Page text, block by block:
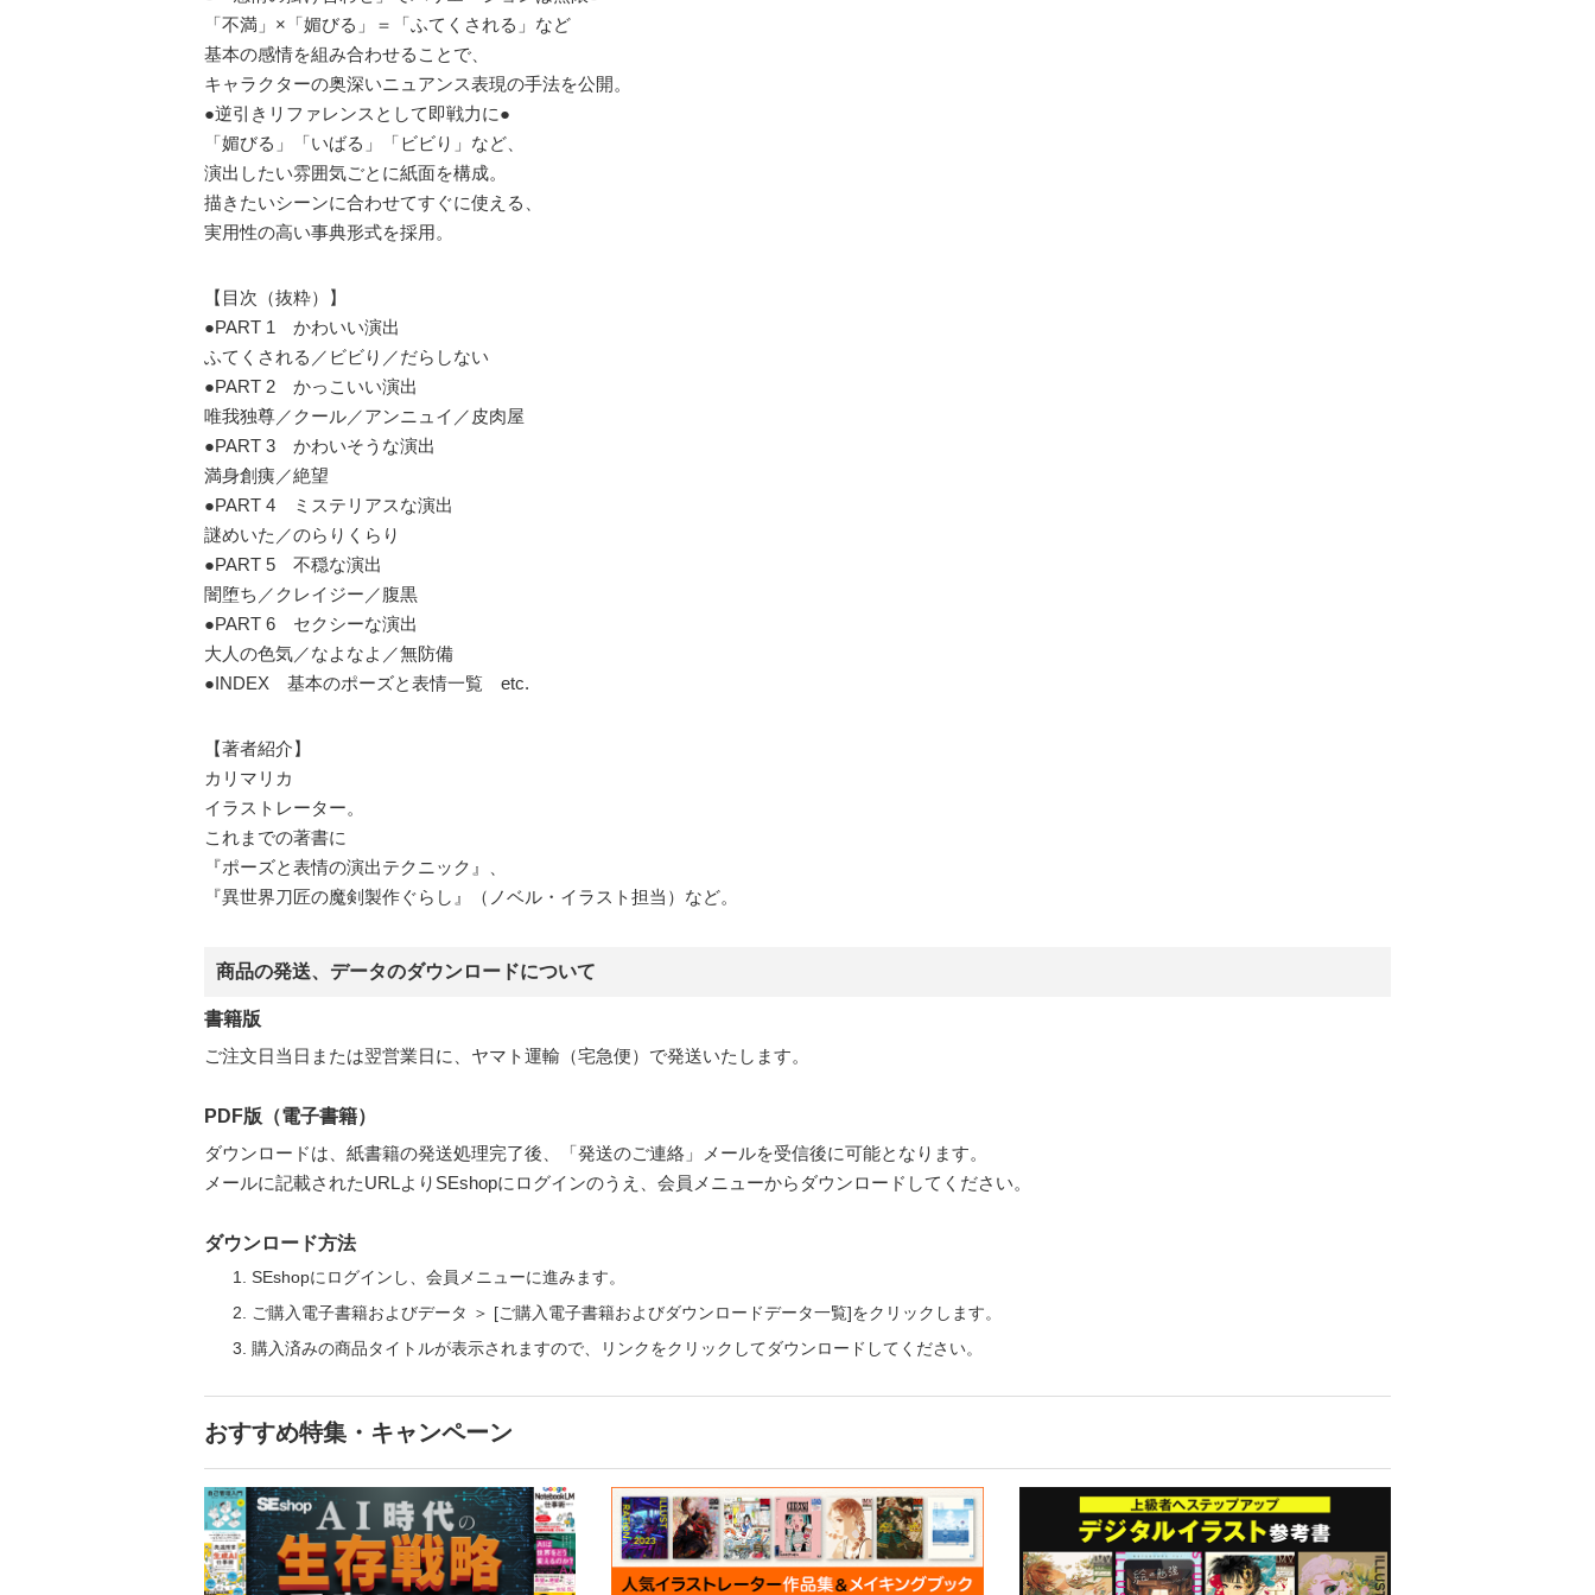
「不満」×「媚びる」＝「ふてくされる」など
基本の感情を組み合わせることで、
キャラクターの奥深いニュアンス表現の手法を公開。
●逆引きリファレンスとして即戦力に●
「媚びる」「いばる」「ビビり」など、
演出したい雰囲気ごとに紙面を構成。
描きたいシーンに合わせてすぐに使える、
実用性の高い事典形式を採用。
【目次（抜粋）】
●PART 1 かわいい演出
ふてくされる／ビビり／だらしない
●PART 2 かっこいい演出
唯我独尊／クール／アンニュイ／皮肉屋
●PART 3 かわいそうな演出
満身創痍／絶望
●PART 4 ミステリアスな演出
謎めいた／のらりくらり
●PART 5 不穏な演出
闇堕ち／クレイジー／腹黒
●PART 6 セクシーな演出
大人の色気／なよなよ／無防備
●INDEX 基本のポーズと表情一覧 etc.
【著者紹介】
カリマリカ
イラストレーター。
これまでの著書に
『ポーズと表情の演出テクニック』、
『異世界刀匠の魔剣製作ぐらし』（ノベル・イラスト担当）など。
商品の発送、データのダウンロードについて
書籍版
ご注文日当日または翌営業日に、ヤマト運輸（宅急便）で発送いたします。
PDF版（電子書籍）
ダウンロードは、紙書籍の発送処理完了後、「発送のご連絡」メールを受信後に可能となります。
メールに記載されたURLよりSEshopにログインのうえ、会員メニューからダウンロードしてください。
ダウンロード方法
SEshopにログインし、会員メニューに進みます。
ご購入電子書籍およびデータ ＞ [ご購入電子書籍およびダウンロードデータ一覧]をクリックします。
購入済みの商品タイトルが表示されますので、リンクをクリックしてダウンロードしてください。
おすすめ特集・キャンペーン